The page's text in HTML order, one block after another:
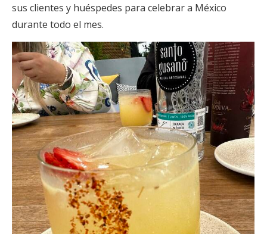
sus clientes y huéspedes para celebrar a México
durante todo el mes.